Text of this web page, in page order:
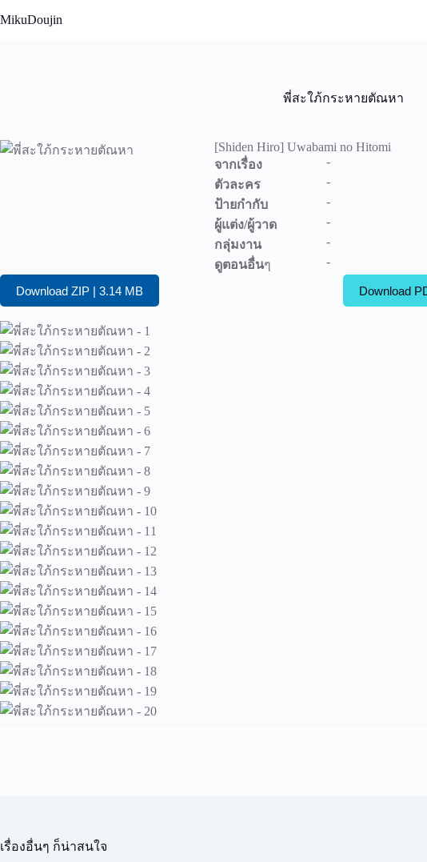
to
MikuDoujin
พี่สะใภ้กระหายตัณหา
[Shiden Hiro] Uwabami no Hitomi
จากเรื่อง
-
ตัวละคร
-
ป้ายกำกับ
-
ผู้แต่ง/ผู้วาด
-
กลุ่มงาน
-
ดูตอนอื่นๆ -
Download ZIP | 3.14 MB Download
เรื่องอื่นๆ ก็น่าสนใจ